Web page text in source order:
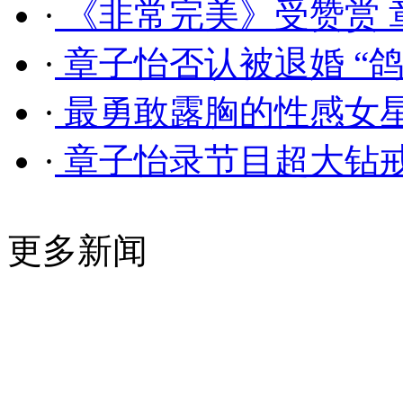
· 《非常完美》受赞赏
· 章子怡否认被退婚 “
· 最勇敢露胸的性感女
· 章子怡录节目超大钻
更多新闻